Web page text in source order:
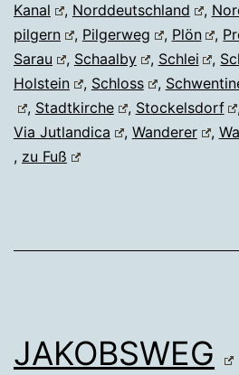
Kanal
, Norddeutschland ,
pilgern
, Pilgerweg , Plön ,
Sarau
, Schaalby , Schlei ,
Holstein
, Schloss ,
, Stadtkirche , Stockelsdorf
Via Jutlandica
, Wanderer ,
, zu Fuß
JAKOBSWEG